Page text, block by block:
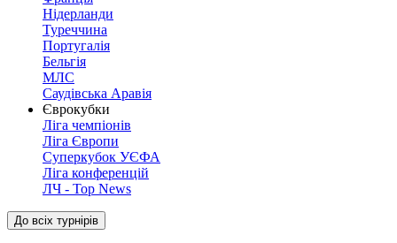
Нідерланди
Туреччина
Португалія
Бельгія
МЛС
Саудівська Аравія
Єврокубки
Ліга чемпіонів
Ліга Європи
Суперкубок УЄФА
Ліга конференцій
ЛЧ - Top News
До всіх турнірів